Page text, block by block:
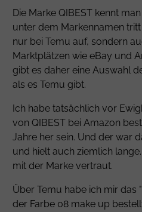
Die Marke QIBEST kennt
unter dem Markennamen
nur bei Temu auf, sondern
Marktplätzen wie eBay und
gibt es daher eine Auswahl
als es Temu gibt.
Ich habe tatsächlich vor
von QIBEST bei Amazon
Jahre her sein. Und der war
und hielt auch ziemlich
mit der Marke vertraut.
Über Temu habe ich mir das
der Farbe 08 make up